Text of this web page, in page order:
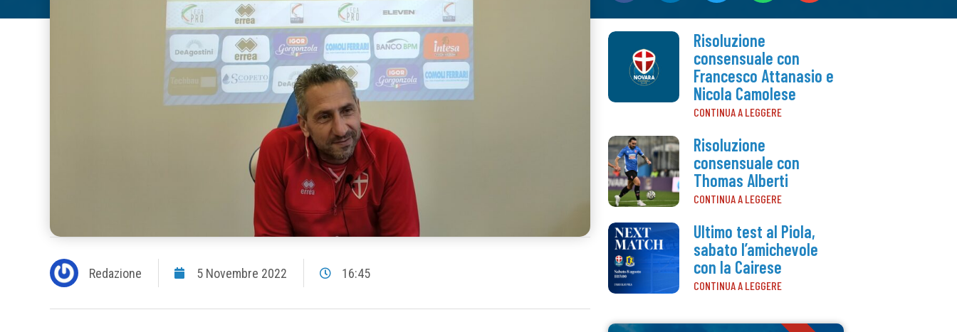
Redazione 5 Novembre 2022 16:45
Risoluzione
consensuale con
Francesco Attanasio e
Nicola Camolese
CONTINUA A LEGGERE
Risoluzione
consensuale con
Thomas Alberti
CONTINUA A LEGGERE
Ultimo test al Piola,
sabato l’amichevole
con la Cairese
CONTINUA A LEGGERE